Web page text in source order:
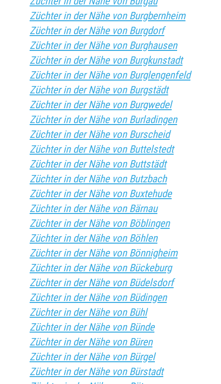
Züchter in der Nähe von Burgbernheim
Züchter in der Nähe von Burgdorf
Züchter in der Nähe von Burghausen
Züchter in der Nähe von Burgkunstadt
Züchter in der Nähe von Burglengenfeld
Züchter in der Nähe von Burgstädt
Züchter in der Nähe von Burgwedel
Züchter in der Nähe von Burladingen
Züchter in der Nähe von Burscheid
Züchter in der Nähe von Buttelstedt
Züchter in der Nähe von Buttstädt
Züchter in der Nähe von Butzbach
Züchter in der Nähe von Buxtehude
Züchter in der Nähe von Bärnau
Züchter in der Nähe von Böblingen
Züchter in der Nähe von Böhlen
Züchter in der Nähe von Bönnigheim
Züchter in der Nähe von Bückeburg
Züchter in der Nähe von Büdelsdorf
Züchter in der Nähe von Büdingen
Züchter in der Nähe von Bühl
Züchter in der Nähe von Bünde
Züchter in der Nähe von Büren
Züchter in der Nähe von Bürgel
Züchter in der Nähe von Bürstadt